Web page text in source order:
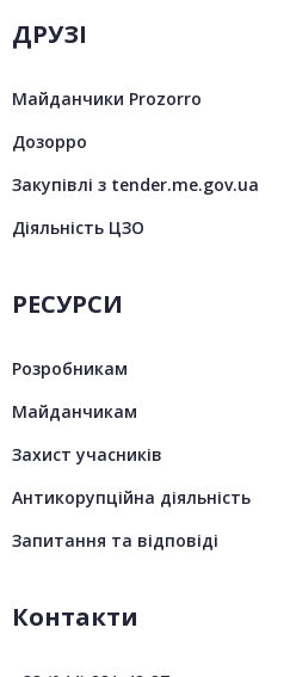
ДРУЗІ
Майданчики Prozorro
Дозорро
Закупівлі з tender.me.gov.ua
Діяльність ЦЗО
РЕСУРСИ
Розробникам
Майданчикам
Захист учасників
Антикорупційна діяльність
Запитання та відповіді
Контакти